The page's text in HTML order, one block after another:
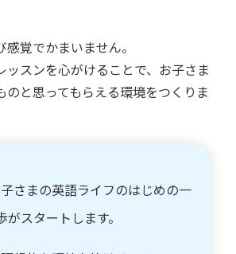
覚でかまいません。
ッスンを心がけることで、お子さま
のと思ってもらえる環境をつくりま
さまの英語ライフのはじめの一
がスタートします。